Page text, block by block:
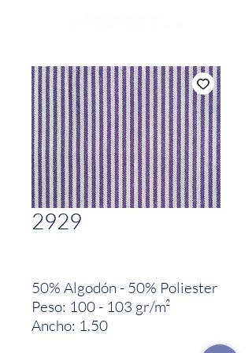
2929
50% Algodón - 50% Poliester
Peso: 100 - 103 gr/m²
Ancho: 1.50